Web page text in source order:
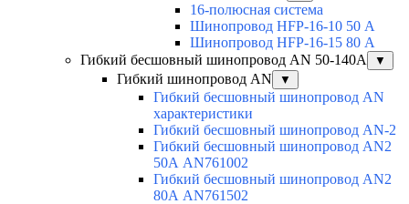
16-полюсная система
Шинопровод HFP-16-10 50 А
Шинопровод HFP-16-15 80 А
Гибкий бесшовный шинопровод AN 50-140А
▼
Гибкий шинопровод AN ▼
Гибкий бесшовный шинопровод AN
характеристики
Гибкий бесшовный шинопровод AN-2
Гибкий бесшовный шинопровод AN2
50А AN761002
Гибкий бесшовный шинопровод AN2
80А AN761502